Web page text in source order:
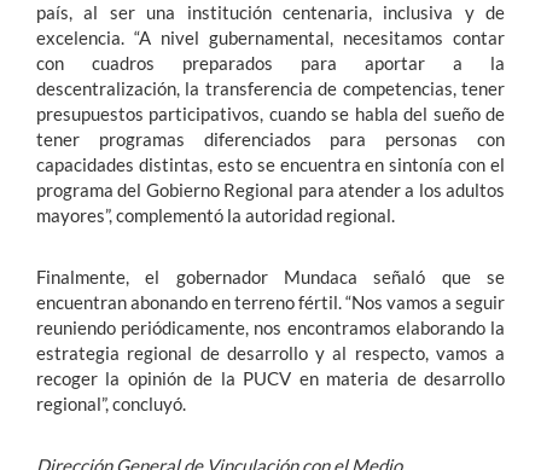
país, al ser una institución centenaria, inclusiva y de
excelencia. “A nivel gubernamental, necesitamos contar
con cuadros preparados para aportar a la
descentralización, la transferencia de competencias, tener
presupuestos participativos, cuando se habla del sueño de
tener programas diferenciados para personas con
capacidades distintas, esto se encuentra en sintonía con el
programa del Gobierno Regional para atender a los adultos
mayores”, complementó la autoridad regional.
Finalmente, el gobernador Mundaca señaló que se
encuentran abonando en terreno fértil. “Nos vamos a seguir
reuniendo periódicamente, nos encontramos elaborando la
estrategia regional de desarrollo y al respecto, vamos a
recoger la opinión de la PUCV en materia de desarrollo
regional”, concluyó.
Dirección General de Vinculación con el Medio